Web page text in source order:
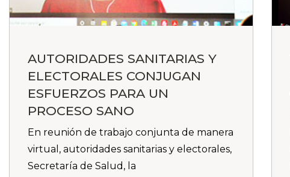
AUTORIDADES SANITARIAS Y
ELECTORALES CONJUGAN
ESFUERZOS PARA UN
PROCESO SANO
En reunión de trabajo conjunta de manera
virtual, autoridades sanitarias y electorales,
Secretaría de Salud, la